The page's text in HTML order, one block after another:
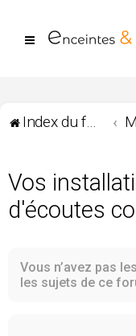
Index du forum
Vos
d'écoutes
Vous n’avez pas
les sujets de ce